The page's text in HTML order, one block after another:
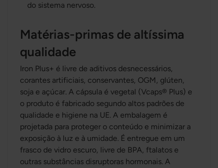
do sistema nervoso.
Matérias-primas de altíssima
qualidade
Iron Plus+ é livre de aditivos desnecessários,
corantes artificiais, conservantes, OGM, glúten,
soja e açúcar. A cápsula é vegetal (Vcaps® Plus) e
o produto é fabricado segundo altos padrões de
qualidade e higiene na UE. A embalagem é
projetada para proteger o conteúdo e minimizar a
exposição à luz e à umidade. É entregue em um
frasco de vidro escuro, livre de BPA, ftalatos e
outras substâncias disruptoras hormonais. A